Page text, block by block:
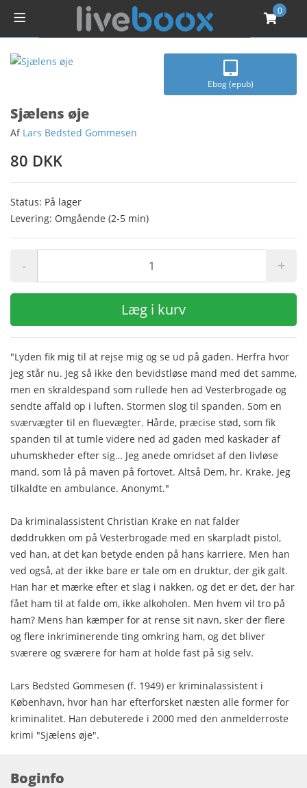
0
Ebog (epub)
Sjælens øje
Af Lars Bedsted Gommesen
80 DKK
Status: På lager
Levering: Omgående (2-5 min)
- +
Læg i kurv
"Lyden fik mig til at rejse mig og se ud på gaden. Herfra hvor
jeg står nu. Jeg så ikke den bevidstløse mand med det samme,
men en skraldespand som rullede hen ad Vesterbrogade og
sendte affald op i luften. Stormen slog til spanden. Som en
sværvægter til en fluevægter. Hårde, præcise stød, som fik
spanden til at tumle videre ned ad gaden med kaskader af
uhumskheder efter sig… Jeg anede omridset af den livløse
mand, som lå på maven på fortovet. Altså Dem, hr. Krake. Jeg
tilkaldte en ambulance. Anonymt."
Da kriminalassistent Christian Krake en nat falder
døddrukken om på Vesterbrogade med en skarpladt pistol,
ved han, at det kan betyde enden på hans karriere. Men han
ved også, at der ikke bare er tale om en druktur, der gik galt.
Han har et mærke efter et slag i nakken, og det er det, der har
fået ham til at falde om, ikke alkoholen. Men hvem vil tro på
ham? Mens han kæmper for at rense sit navn, sker der flere
og flere inkriminerende ting omkring ham, og det bliver
sværere og sværere for ham at holde fast på sig selv.
Lars Bedsted Gommesen (f. 1949) er kriminalassistent i
København, hvor han har efterforsket næsten alle former for
kriminalitet. Han debuterede i 2000 med den anmelderroste
krimi "Sjælens øje".
Boginfo